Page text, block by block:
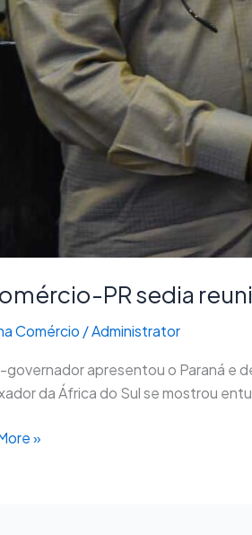
PR sedia
Comércio /Administrator
governador apresentou o Paraná e
da África do Sul se mostrou
»